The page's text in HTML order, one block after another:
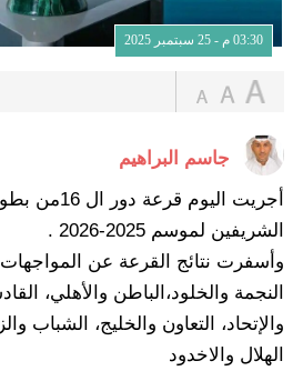
03:30 م - 25 سبتمبر 2025
جاسم البراهيم
أجريت اليوم
الشريفين لموسم 2025-2026 .
وأسفرت نتائج القرعة عن المواجهات
النجمة والخلود،الباطن والأهلي،
والإتحاد، التعاون والخليج، الشباب
الهلال والاخدود